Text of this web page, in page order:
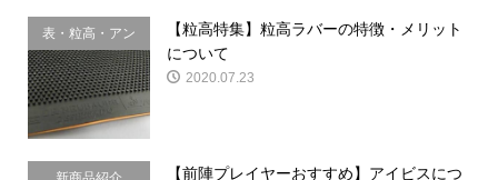
表・粒高・アン
チ
【粒高特集】粒高ラバーの特徴・メリット
について
2020.07.23
【前陣プレイヤーおすすめ】アイビスにつ